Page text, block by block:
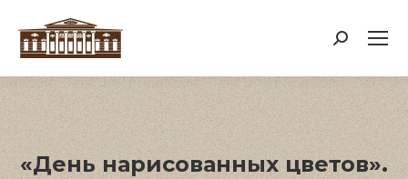
Поиск:
«День нарисованных цветов».